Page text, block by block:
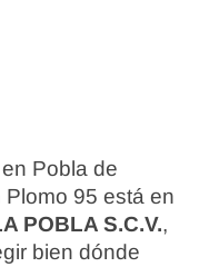
Pobla de
95 está en
POBLA S.C.V.,
bien dónde